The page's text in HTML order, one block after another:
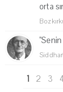
orta
1 2 3